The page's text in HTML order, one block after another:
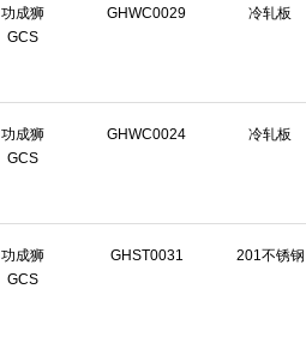
功成狮
GCS
GHWC0029 冷轧板
功成狮
GCS
GHWC0024 冷轧板
功成狮
GCS
GHST0031 201不锈钢